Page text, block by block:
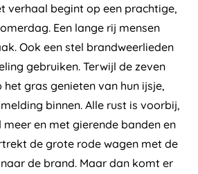
verhaal begint op een prachtige,
Een lange rij mensen
Ook een stel brandweerlieden
gebruiken. Terwijl de zeven
gras genieten van hun ijsje,
binnen. Alle rust is voorbij,
en met gierende banden en
de grote rode wagen met de
de brand. Maar dan komt er